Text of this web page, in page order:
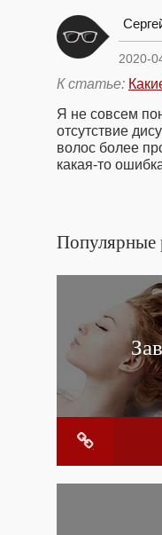
2020-
К статье:
Я не совсем
отсутствие
волос более
какая-то
Популярные